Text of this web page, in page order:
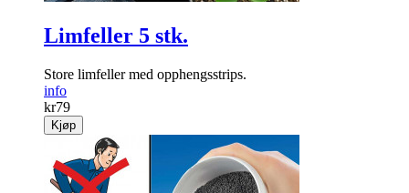
Limfeller 5 stk.
Store limfeller med opphengsstrips.
info
kr79
Kjøp